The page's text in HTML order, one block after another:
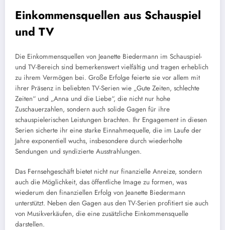
Einkommensquellen aus Schauspiel
und TV
Die Einkommensquellen von Jeanette Biedermann im Schauspiel-
und TV-Bereich sind bemerkenswert vielfältig und tragen erheblich
zu ihrem Vermögen bei. Große Erfolge feierte sie vor allem mit
ihrer Präsenz in beliebten TV-Serien wie „Gute Zeiten, schlechte
Zeiten“ und „Anna und die Liebe“, die nicht nur hohe
Zuschauerzahlen, sondern auch solide Gagen für ihre
schauspielerischen Leistungen brachten. Ihr Engagement in diesen
Serien sicherte ihr eine starke Einnahmequelle, die im Laufe der
Jahre exponentiell wuchs, insbesondere durch wiederholte
Sendungen und syndizierte Ausstrahlungen.
Das Fernsehgeschäft bietet nicht nur finanzielle Anreize, sondern
auch die Möglichkeit, das öffentliche Image zu formen, was
wiederum den finanziellen Erfolg von Jeanette Biedermann
unterstützt. Neben den Gagen aus den TV-Serien profitiert sie auch
von Musikverkäufen, die eine zusätzliche Einkommensquelle
darstellen.